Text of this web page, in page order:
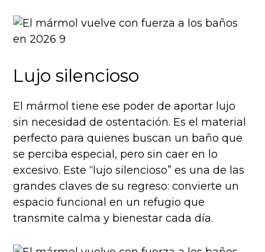
Lujo silencioso
El mármol tiene ese poder de aportar lujo
sin necesidad de ostentación. Es el material
perfecto para quienes buscan un baño que
se perciba especial, pero sin caer en lo
excesivo. Este “lujo silencioso” es una de las
grandes claves de su regreso: convierte un
espacio funcional en un refugio que
transmite calma y bienestar cada día.